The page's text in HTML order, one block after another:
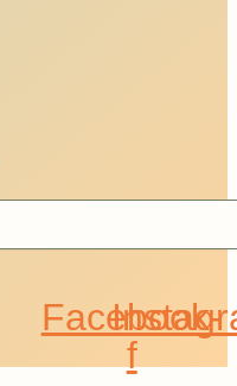
Facebook-
f